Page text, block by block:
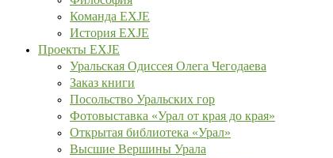
Команда EXJE
История EXJE
Проекты EXJE
Уральская Одиссея Олега Чегодаева
Заказ книги
Посольство Уральских гор
Фотовыставка «Урал от края до края»
Открытая библиотека «Урал»
Высшие Вершины Урала